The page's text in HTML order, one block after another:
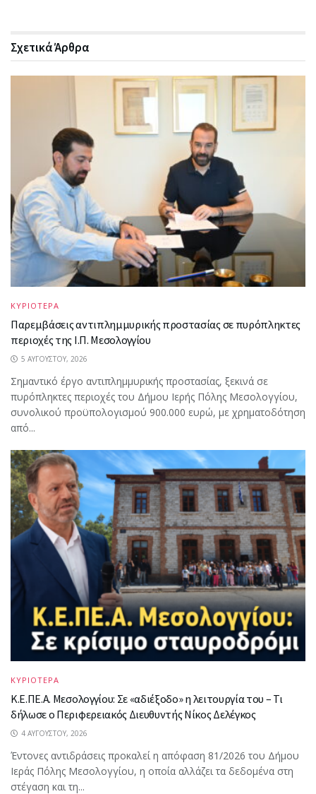
ΣχετικάΆρθρα
ΚΥΡΙΟΤΕΡΑ
Παρεμβάσεις αντιπλημμυρικής προστασίας σε πυρόπληκτες
περιοχές της Ι.Π. Μεσολογγίου
5 ΑΥΓΟΎΣΤΟΥ, 2026
Σημαντικό έργο αντιπλημμυρικής προστασίας, ξεκινά σε
πυρόπληκτες περιοχές του Δήμου Ιερής Πόλης Μεσολογγίου,
συνολικού προϋπολογισμού 900.000 ευρώ, με χρηματοδότηση
από...
ΚΥΡΙΟΤΕΡΑ
Κ.Ε.ΠΕ.Α. Μεσολογγίου: Σε «αδιέξοδο» η λειτουργία του – Τι
δήλωσε ο Περιφερειακός Διευθυντής Νίκος Δελέγκος
4 ΑΥΓΟΎΣΤΟΥ, 2026
Έντονες αντιδράσεις προκαλεί η απόφαση 81/2026 του Δήμου
Ιεράς Πόλης Μεσολογγίου, η οποία αλλάζει τα δεδομένα στη
στέγαση και τη...